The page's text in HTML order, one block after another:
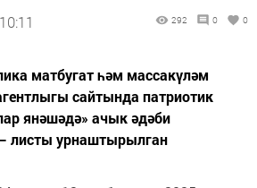
292 0 0
матбугат һәм массакүләм
сайтында патриотик
янәшәдә» ачык әдәби
листы урнаштырылган